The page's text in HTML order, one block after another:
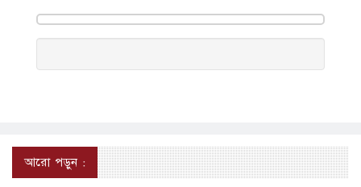
আরো পড়ুন :